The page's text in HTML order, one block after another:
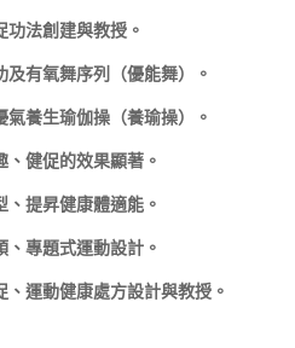
法創建與教授。
有氧舞序列（優能舞）。
養生瑜伽操（養瑜操）。
健促的效果顯著。
提昇健康體適能。
專題式運動設計。
運動健康處方設計與教授。